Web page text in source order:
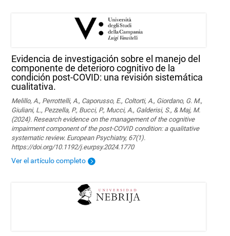
Evidencia de investigación sobre el manejo del
componente de deterioro cognitivo de la
condición post-COVID: una revisión sistemática
cualitativa.
Melillo, A., Perrottelli, A., Caporusso, E., Coltorti, A., Giordano, G. M.,
Giuliani, L., Pezzella, P., Bucci, P., Mucci, A., Galderisi, S., & Maj, M.
(2024). Research evidence on the management of the cognitive
impairment component of the post-COVID condition: a qualitative
systematic review. European Psychiatry, 67(1).
https://doi.org/10.1192/j.eurpsy.2024.1770
Ver el artículo completo